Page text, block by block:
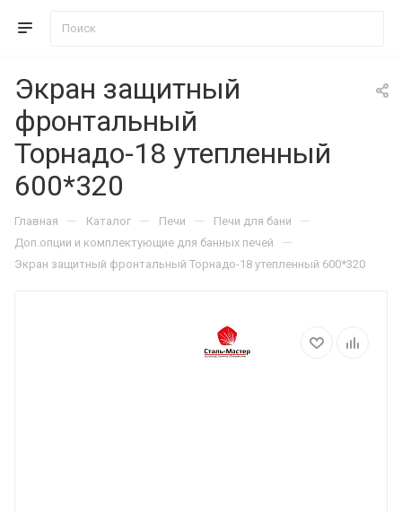
Экран защитный
фронтальный
Торнадо-18 утепленный
600*320
Главная — Каталог — Печи — Печи для бани —
Доп.опции и комплектующие для банных печей —
Экран защитный фронтальный Торнадо-18 утепленный 600*320